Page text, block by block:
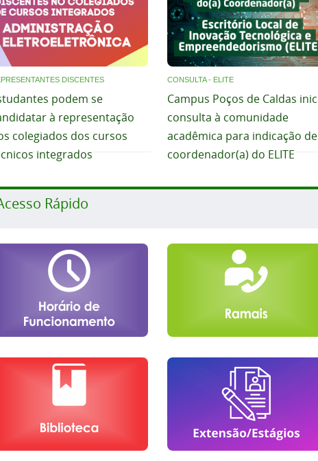
DISCENTES
podem se
à representação
colegiados dos cursos
integrados
CONSULTA - ELITE
Campus Poços de Caldas
consulta à comunidade
acadêmica para indicação de
coordenador(a) do ELITE
Rápido